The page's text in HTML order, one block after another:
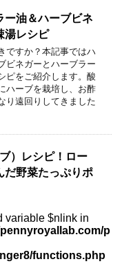
ー油＆ハーブビネ
湯レシピ
ですか？本記事ではハ
ビネガーとハーブラー
ピをご紹介します。酸
ハーブを栽培し、お酢
り遠回りしてきました
）レシピ！ロー
だ野菜たっぷりポ
variable $nlink in
p
functions.php